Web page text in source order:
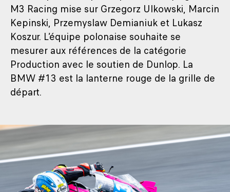
M3 Racing mise sur Grzegorz Ulkowski, Marcin
Kepinski, Przemyslaw Demianiuk et Lukasz
Koszur. L’équipe polonaise souhaite se
mesurer aux références de la catégorie
Production avec le soutien de Dunlop. La
BMW #13 est la lanterne rouge de la grille de
départ.